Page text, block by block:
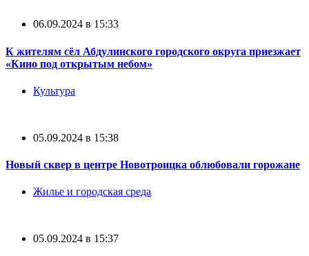
06.09.2024 в 15:33
К жителям сёл Абдулинского городского округа приезжает
«Кино под открытым небом»
Культура
05.09.2024 в 15:38
Новый сквер в центре Новотроицка облюбовали горожане
Жилье и городская среда
05.09.2024 в 15:37